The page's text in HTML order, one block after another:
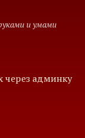
и умами
через админку